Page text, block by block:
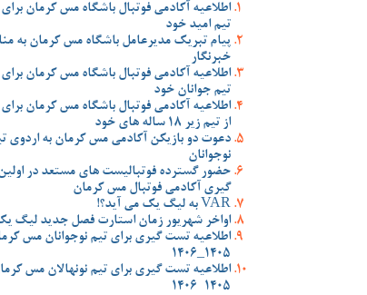
اطلاعیه آکادمی فوتبال باشگاه مس کرمان
تیم امید خود
پیام تبریک مدیرعامل باشگاه مس کرمان به
خبرنگار
اطلاعیه آکادمی فوتبال باشگاه مس کرمان
تیم جوانان خود
اطلاعیه آکادمی فوتبال باشگاه مس کرمان
از تیم زیر 18 ساله های خود
دعوت دو بازیکن آکادمی مس کرمان به اردوی
نوجوانان
حضور گسترده فوتبالیست های مستعد در
گیری آکادمی فوتبال مس کرمان
VAR به لیگ یک می آید؟!
اواخر شهریور زمان استارت فصل جدید لیگ
اطلاعیه تست گیری برای تیم نوجوانان مس
1405_1406
اطلاعیه تست گیری برای تیم نونهالان مس
1405-1406